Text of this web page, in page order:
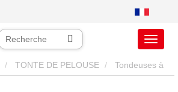
TONTE DE PELOUSE